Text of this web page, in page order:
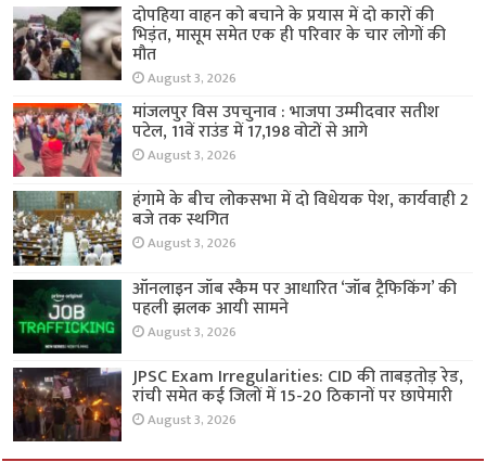
दोपहिया वाहन को बचाने के प्रयास में दो कारों की
भिड़ंत, मासूम समेत एक ही परिवार के चार लोगों की
मौत
August 3, 2026
मांजलपुर विस उपचुनाव : भाजपा उम्मीदवार सतीश
पटेल, 11वें राउंड में 17,198 वोटों से आगे
August 3, 2026
हंगामे के बीच लोकसभा में दो विधेयक पेश, कार्यवाही 2
बजे तक स्थगित
August 3, 2026
ऑनलाइन जॉब स्कैम पर आधारित ‘जॉब ट्रैफिकिंग’ की
पहली झलक आयी सामने
August 3, 2026
JPSC Exam Irregularities: CID की ताबड़तोड़ रेड,
रांची समेत कई जिलों में 15-20 ठिकानों पर छापेमारी
August 3, 2026